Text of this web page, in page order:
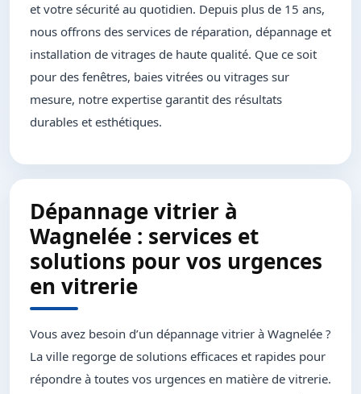
et votre sécurité au quotidien. Depuis plus de 15 ans,
nous offrons des services de réparation, dépannage et
installation de vitrages de haute qualité. Que ce soit
pour des fenêtres, baies vitrées ou vitrages sur
mesure, notre expertise garantit des résultats
durables et esthétiques.
Dépannage vitrier à
Wagnelée : services et
solutions pour vos urgences
en vitrerie
Vous avez besoin d’un dépannage vitrier à Wagnelée ?
La ville regorge de solutions efficaces et rapides pour
répondre à toutes vos urgences en matière de vitrerie.